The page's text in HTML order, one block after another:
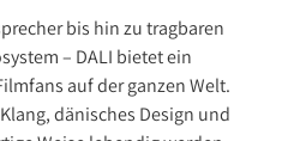
bis hin zu tragbaren
– DALI bietet ein
auf der ganzen Welt.
dänisches Design und